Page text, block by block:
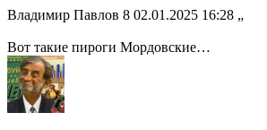
Владимир Павлов 8 02.01.2025 16:28 „
Вот такие пироги Мордовские…